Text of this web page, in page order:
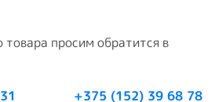
просим обратится в
+375 (152) 39 68 78